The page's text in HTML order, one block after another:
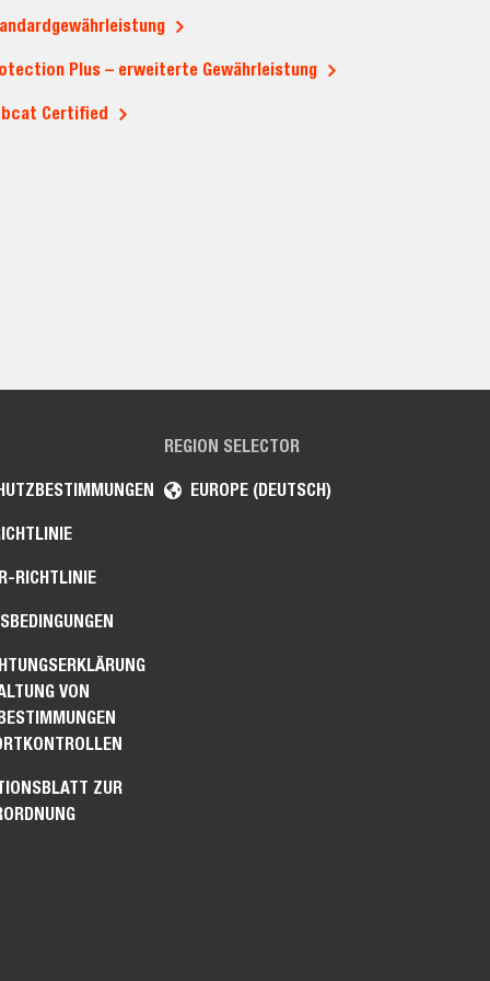
Plus – erweiterte Gewährleistung
Certified
REGION SELECTOR
EUROPE (DEUTSCH)
RICHTLINIE
VON
ZUR